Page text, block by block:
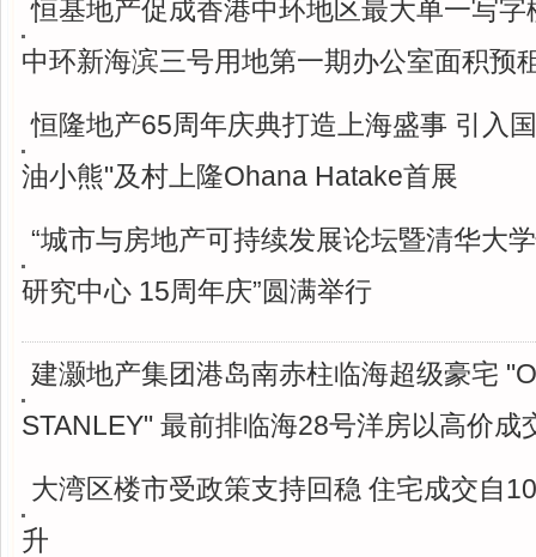
恒基地产促成香港中环地区最大单一写字
中环新海滨三号用地第一期办公室面积预
恒隆地产65周年庆典打造上海盛事 引入
油小熊"及村上隆Ohana Hatake首展
“城市与房地产可持续发展论坛暨清华大
研究中心 15周年庆”圆满举行
建灏地产集团港岛南赤柱临海超级豪宅
STANLEY" 最前排临海28号洋房以高价成
大湾区楼市受政策支持回稳 住宅成交自
升